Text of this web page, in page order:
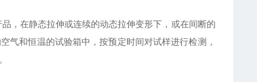
，在静态拉伸或连续的动态拉伸变形下，或在间断的
气和恒温的试验箱中，按预定时间对试样进行检测，